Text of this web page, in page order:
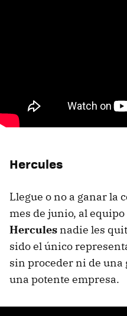
Hercules
Llegue o no a ganar la
mes de junio, al
Hercules nadie les
sido el único
sin proceder ni de
una potente empresa.